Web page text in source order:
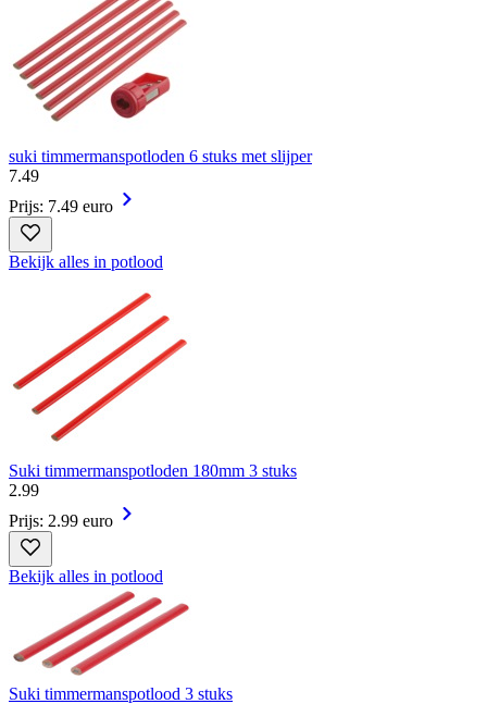
suki timmermanspotloden 6 stuks met slijper
7.49
Prijs: 7.49 euro
Bekijk alles in potlood
Suki timmermanspotloden 180mm 3 stuks
2.99
Prijs: 2.99 euro
Bekijk alles in potlood
Suki timmermanspotlood 3 stuks